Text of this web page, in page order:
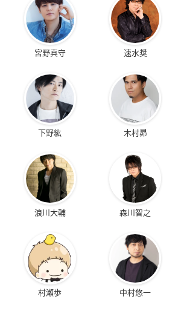
宮野真守 速水奨
下野紘 木村昴
浪川大輔 森川智之
村瀬歩 中村悠一